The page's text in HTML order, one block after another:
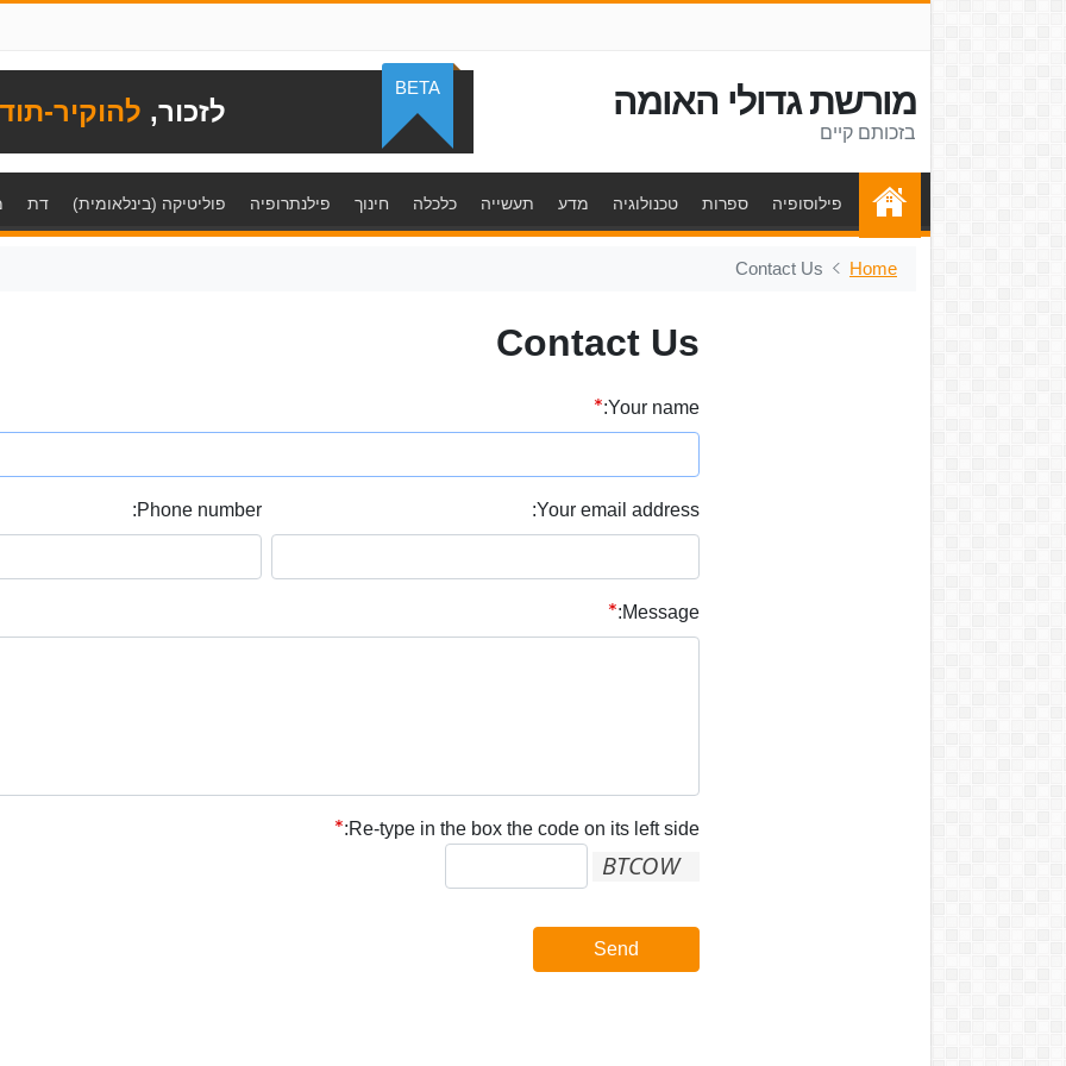
מורשת גדולי האומה
בזכותם קיים
לזכור, להוקיר-
BETA
פילוסופיה ספרות טכנולוגיה מדע תעשייה כלכלה חינוך פילנתרופיה פוליטיקה (בינלאומית) דת
Home
Contact Us
Contact Us
Your name:
Your email address:
Phone number:
Message:
Re-type in the box the code on its left side:
Send